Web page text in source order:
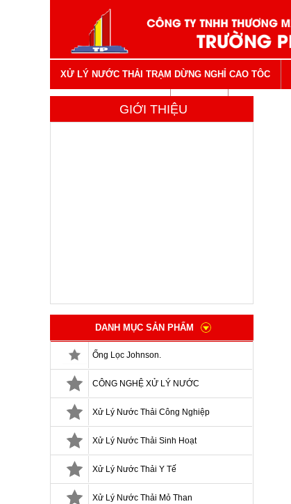
XỬ LÝ NƯỚC THẢI TRẠM DỪNG NGHỈ CAO TÔC
VẬT TƯ NGÀNH NƯỚC LIÊN HỆ
GIỚI THIỆU
DANH MỤC SẢN PHẨM
Ống Lọc Johnson.
CÔNG NGHỆ XỬ LÝ NƯỚC
Xử Lý Nước Thải Công Nghiệp
Xử Lý Nước Thải Sinh Hoạt
Xử Lý Nước Thải Y Tế
Xử Lý Nước Thải Mỏ Than